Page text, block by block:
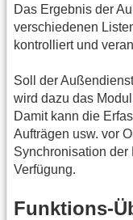
Das Ergebnis der
verschiedenen
kontrolliert und
Soll der
wird dazu das Modul
Damit kann die
Aufträgen usw. vor
Synchronisation der
Verfügung.
Funktions-